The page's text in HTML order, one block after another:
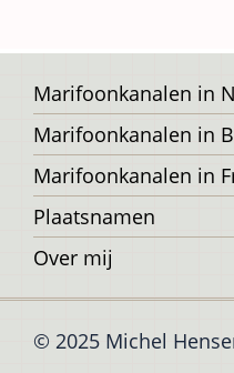
Voet
Marifoonkanalen in
Marifoonkanalen in
Marifoonkanalen in
Plaatsnamen
Over mij
© 2025 Michel